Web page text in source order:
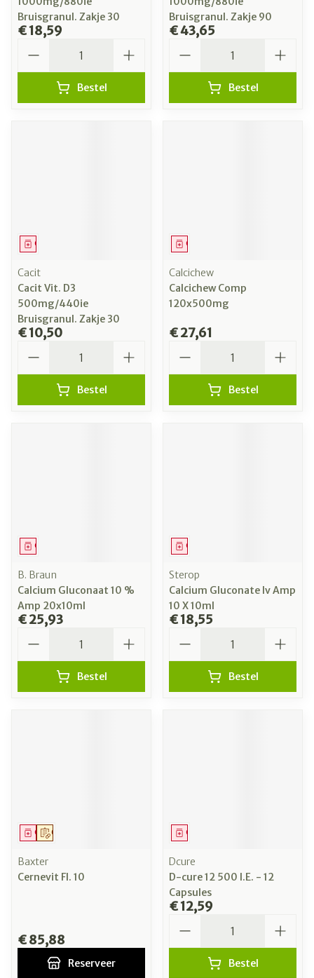
Bruisgranul. Zakje 30
€ 18,59
Bestel
Bruisgranul. Zakje 90
€ 43,65
Bestel
Geneesmiddel
Cacit
Cacit Vit. D3
500mg/440ie
Bruisgranul. Zakje 30
€ 10,50
Bestel
Geneesmiddel
Calcichew
Calcichew Comp
120x500mg
€ 27,61
Bestel
Geneesmiddel
B. Braun
Calcium Gluconaat 10 %
Amp 20x10ml
€ 25,93
Bestel
Geneesmiddel
Sterop
Calcium Gluconate Iv Amp
10 X 10ml
€ 18,55
Bestel
Op voorschrift
Geneesmiddel
Baxter
Cernevit Fl. 10
€ 85,88
Reserveer
Geneesmiddel
Dcure
D-cure 12 500 I.E. - 12
Capsules
€ 12,59
Bestel